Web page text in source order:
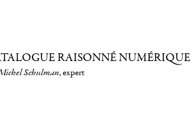
RAISONNÉ NUMÉRIQUE
Schulman, expert